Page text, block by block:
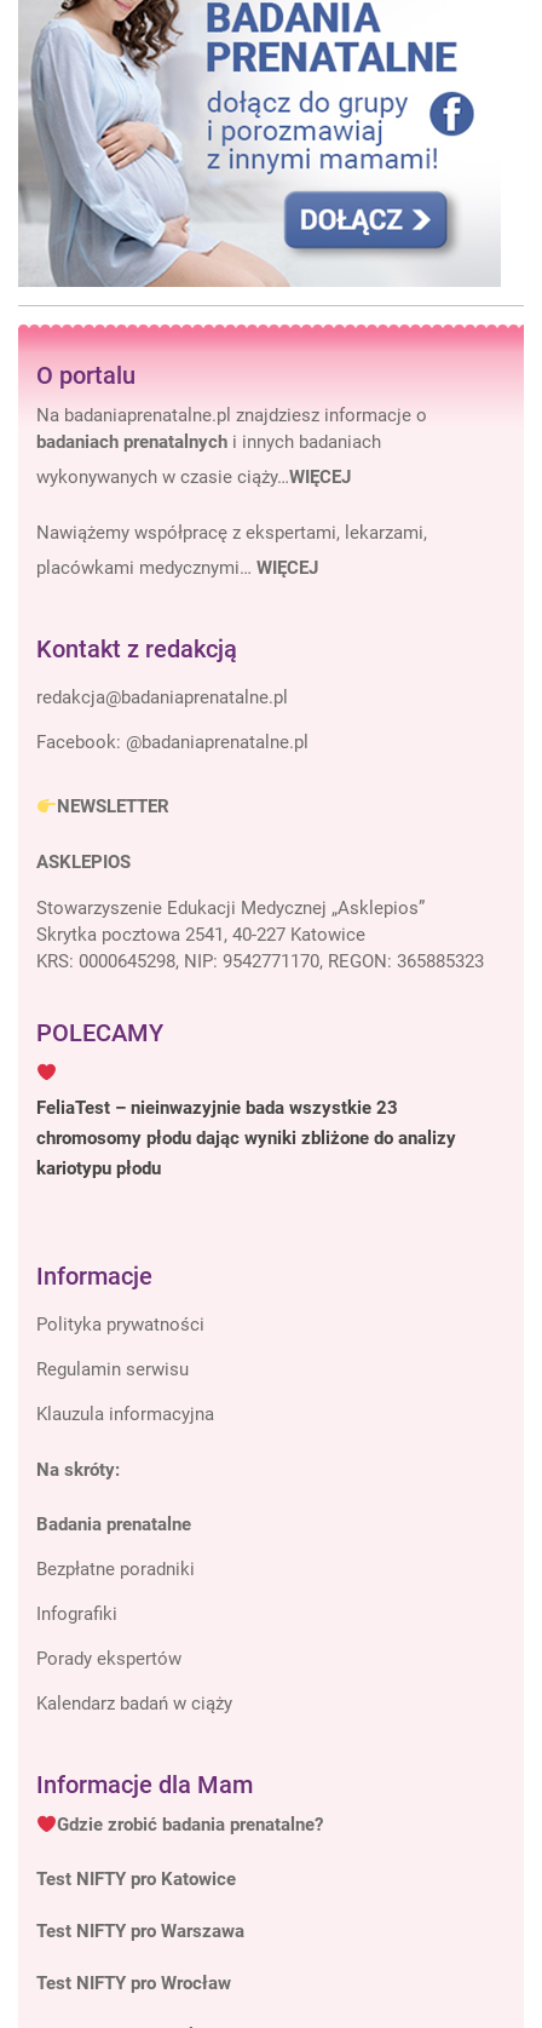
O portalu
Na badaniaprenatalne.pl znajdziesz informacje o
badaniach prenatalnych i innych badaniach
wykonywanych w czasie ciąży…WIĘCEJ
Nawiążemy współpracę z ekspertami, lekarzami,
placówkami medycznymi… WIĘCEJ
Kontakt z redakcją
Facebook: @badaniaprenatalne.pl
NEWSLETTER
ASKLEPIOS
Stowarzyszenie Edukacji Medycznej „Asklepios”
Skrytka pocztowa 2541, 40-227 Katowice
KRS: 0000645298, NIP: 9542771170, REGON: 365885323
POLECAMY
FeliaTest – nieinwazyjnie bada wszystkie 23
chromosomy płodu dając wyniki zbliżone do analizy
kariotypu płodu
Informacje
Polityka prywatności
Regulamin serwisu
Klauzula informacyjna
Na skróty:
Badania prenatalne
Bezpłatne poradniki
Infografiki
Porady ekspertów
Kalendarz badań w ciąży
Informacje dla Mam
Gdzie zrobić badania prenatalne?
Test NIFTY pro Katowice
Test NIFTY pro Warszawa
Test NIFTY pro Wrocław